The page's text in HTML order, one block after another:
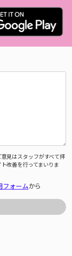
見はスタッフがすべて拝
改善を行ってまいりま
フォームから